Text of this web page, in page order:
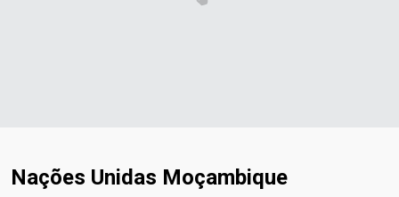
Nações Unidas Moçambique